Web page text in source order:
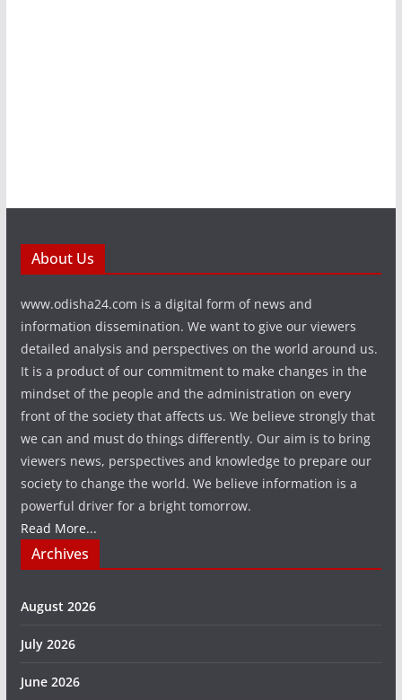
About Us
www.odisha24.com is a digital form of news and
information dissemination. We want to give our viewers
detailed analysis and perspectives on the world around us.
It is a product of our commitment to make changes in the
mindset of the people and the administration on every
front of the society that affects us. We believe strongly that
we can and must do things differently. Our aim is to bring
viewers news, perspectives and knowledge to prepare our
society to change the world. We believe information is a
powerful driver for a bright tomorrow.
Read More...
Archives
August 2026
July 2026
June 2026